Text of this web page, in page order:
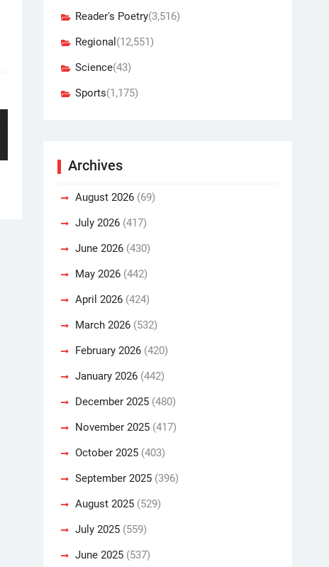
Reader's Poetry(3,516)
Regional (12,551)
Science(43)
Sports(1,175)
Archives
August 2026 (69)
July 2026 (417)
June 2026 (430)
May 2026 (442)
April 2026 (424)
March 2026 (532)
February 2026 (420)
January 2026 (442)
December 2025 (480)
November 2025 (417)
October 2025 (403)
September 2025 (396)
August 2025 (529)
July 2025 (559)
June 2025 (537)